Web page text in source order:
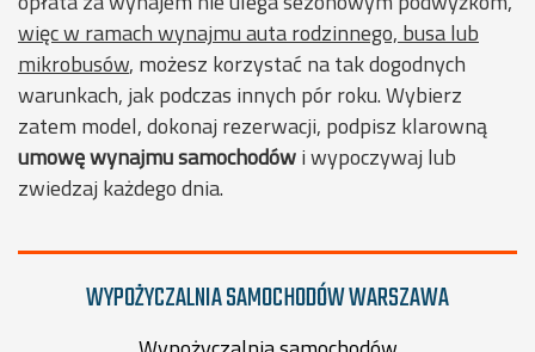
więc w ramach wynajmu auta rodzinnego, busa lub
mikrobusów, możesz korzystać na tak dogodnych
warunkach, jak podczas innych pór roku. Wybierz
zatem model, dokonaj rezerwacji, podpisz klarowną
umowę wynajmu samochodówi wypoczywaj lub
zwiedzaj każdego dnia.
WYPOŻYCZALNIA SAMOCHODÓW WARSZAWA